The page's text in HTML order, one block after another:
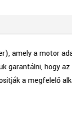
amely a motor
garantálni, hogy
a megfelelő